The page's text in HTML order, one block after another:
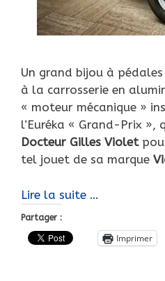
Un grand bijou à
à la carrosserie en
« moteur mécanique »
l’Euréka « Grand-Prix »,
Docteur Gilles Violet
tel jouet de sa marque
Lire la suite …
la
Jaguar
Partager :
Imprimer